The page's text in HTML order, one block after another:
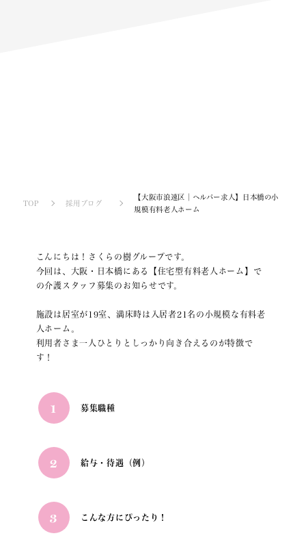
TOP 採用ブログ
【大阪市浪速区│ヘルパー求人】日本橋の小
規模有料老人ホーム
こんにちは！さくらの樹グループです。
今回は、大阪・日本橋にある【住宅型有料老人ホーム】で
の介護スタッフ募集のお知らせです。
施設は居室が19室、満床時は入居者21名の小規模な有料老
人ホーム。
利用者さま一人ひとりとしっかり向き合えるのが特徴で
す！
1 募集職種
2 給与・待遇（例）
3 こんな方にぴったり！